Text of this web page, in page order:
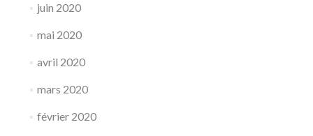
juin 2020
mai 2020
avril 2020
mars 2020
février 2020